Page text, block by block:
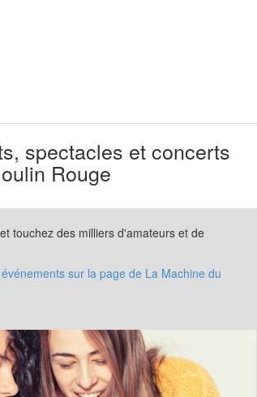
spectacles et concerts
Rouge
touchez des milliers d'amateurs et de
sur la page de La Machine du